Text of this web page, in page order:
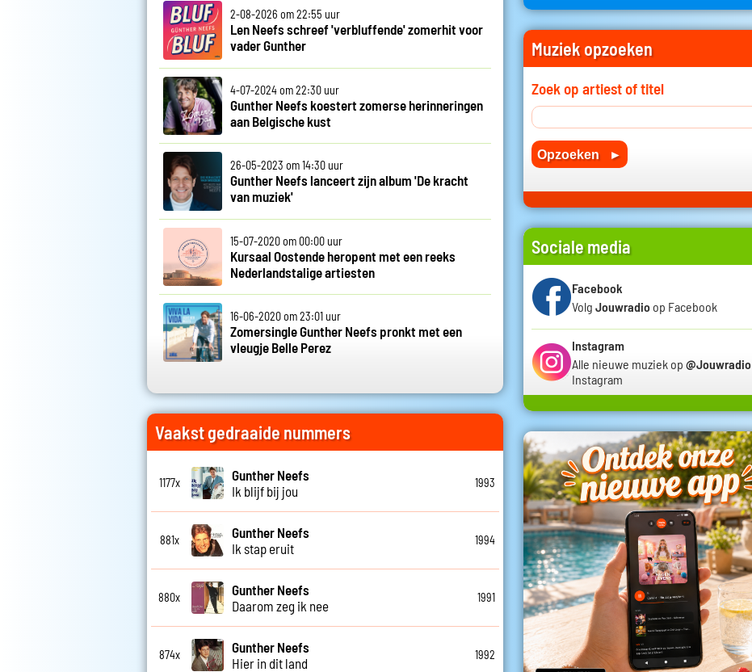
2-08-2026 om 22:55 uur
Len Neefs schreef 'verbluffende' zomerhit voor
vader Gunther
4-07-2024 om 22:30 uur
Gunther Neefs koestert zomerse herinneringen
aan Belgische kust
26-05-2023 om 14:30 uur
Gunther Neefs lanceert zijn album 'De kracht
van muziek'
15-07-2020 om 00:00 uur
Kursaal Oostende heropent met een reeks
Nederlandstalige artiesten
16-06-2020 om 23:01 uur
Zomersingle Gunther Neefs pronkt met een
vleugje Belle Perez
Vaakst gedraaide nummers
1177x
Gunther Neefs
Ik blijf bij jou
1993
881x
Gunther Neefs
Ik stap eruit
1994
880x
Gunther Neefs
Daarom zeg ik nee
1991
874x
Gunther Neefs
Hier in dit land
1992
Muziek opzoeken
Zoek op artiest of titel
Sociale media
Facebook
Volg Jouwradio op Facebook
Instagram
Alle nieuwe muziek op @Jouwradio
Instagram